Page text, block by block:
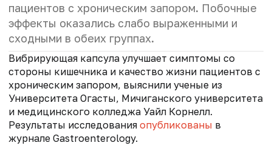
пациентов с хроническим запором. Побочные
эффекты оказались слабо выраженными и
сходными в обеих группах.
Вибрирующая капсула улучшает симптомы со
стороны кишечника и качество жизни пациентов с
хроническим запором, выяснили ученые из
Университета Огасты, Мичиганского университета
и медицинского колледжа Уайл Корнелл.
Результаты исследования опубликованы в
журнале Gastroenterology.